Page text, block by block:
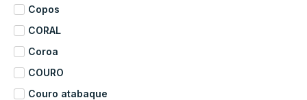
Copos
CORAL
Coroa
COURO
Couro atabaque